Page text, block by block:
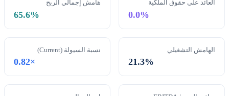
العائد على حقوق الملكية
0.0%
هامش إجمالي الربح
65.6%
الهامش التشغيلي
21.3%
نسبة السيولة (Current)
0.82×